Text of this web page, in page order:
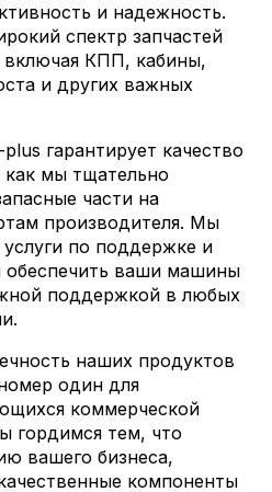
и надежность.
спектр запчастей
включая КПП, кабины,
и других важных
гарантирует качество
мы тщательно
части на
производителя. Мы
по поддержке и
ваши машины
поддержкой в любых
наших продуктов
один для
коммерческой
гордимся тем, что
вашего бизнеса,
компоненты